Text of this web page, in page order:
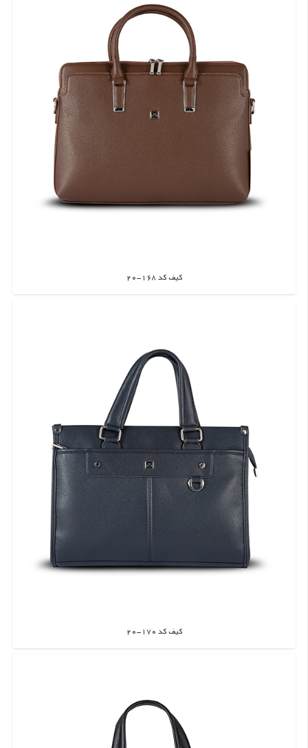
کیف کد 168-20
اطلاعات بیشتر
کیف کد 170-20
اطلاعات بیشتر